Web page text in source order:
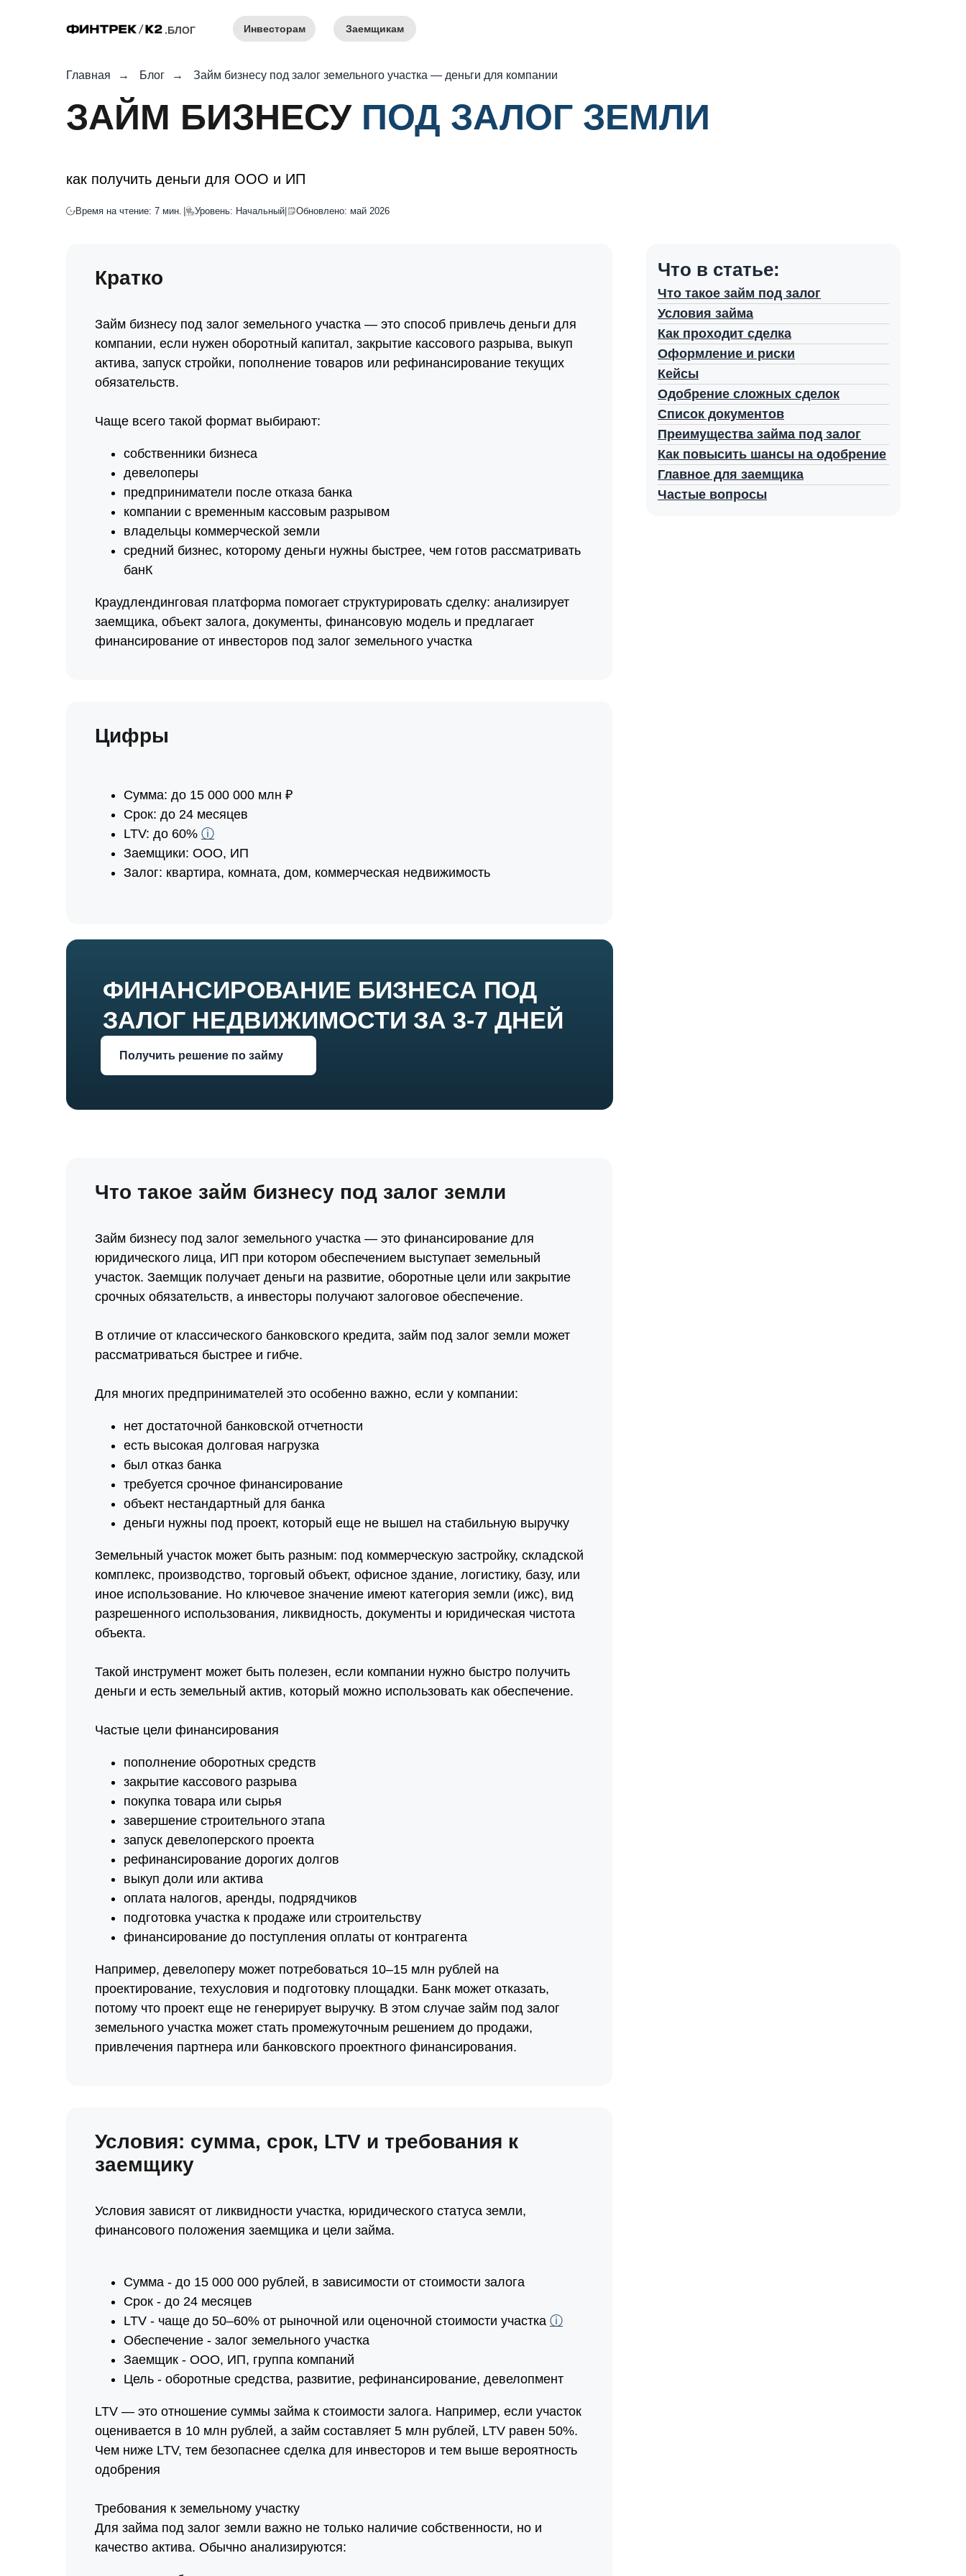
Инвесторам Заемщикам
.БЛОГ
Главная → Блог → Займ бизнесу под залог земельного участка — деньги для компании
ЗАЙМ БИЗНЕСУ ПОД ЗАЛОГ ЗЕМЛИ
как получить деньги для ООО и ИП
Время на чтение: 7 мин. Уровень: Начальный Обновлено: май 2026
Что в статье:
Что такое займ под залог
Условия займа
Как проходит сделка
Оформление и риски
Кейсы
Одобрение сложных сделок
Список документов
Преимущества займа под залог
Как повысить шансы на одобрение
Главное для заемщика
Частые вопросы
Кратко
Займ бизнесу под залог земельного участка — это способ привлечь деньги для
компании, если нужен оборотный капитал, закрытие кассового разрыва, выкуп
актива, запуск стройки, пополнение товаров или рефинансирование текущих
обязательств.
Чаще всего такой формат выбирают:
собственники бизнеса
девелоперы
предприниматели после отказа банка
компании с временным кассовым разрывом
владельцы коммерческой земли
средний бизнес, которому деньги нужны быстрее, чем готов рассматривать
банК
Краудлендинговая платформа помогает структурировать сделку: анализирует
заемщика, объект залога, документы, финансовую модель и предлагает
финансирование от инвесторов под залог земельного участка
Цифры
Сумма: до 15 000 000 млн ₽
Срок: до 24 месяцев
LTV: до 60% ⓘ
Заемщики: ООО, ИП
Залог: квартира, комната, дом, коммерческая недвижимость
ФИНАНСИРОВАНИЕ БИЗНЕСА ПОД
ЗАЛОГ НЕДВИЖИМОСТИ ЗА 3-7 ДНЕЙ
Получить решение по займу
Что такое займ бизнесу под залог земли
Займ бизнесу под залог земельного участка — это финансирование для
юридического лица, ИП при котором обеспечением выступает земельный
участок. Заемщик получает деньги на развитие, оборотные цели или закрытие
срочных обязательств, а инвесторы получают залоговое обеспечение.
В отличие от классического банковского кредита, займ под залог земли может
рассматриваться быстрее и гибче.
Для многих предпринимателей это особенно важно, если у компании:
нет достаточной банковской отчетности
есть высокая долговая нагрузка
был отказ банка
требуется срочное финансирование
объект нестандартный для банка
деньги нужны под проект, который еще не вышел на стабильную выручку
Земельный участок может быть разным: под коммерческую застройку, складской
комплекс, производство, торговый объект, офисное здание, логистику, базу, или
иное использование. Но ключевое значение имеют категория земли (ижс), вид
разрешенного использования, ликвидность, документы и юридическая чистота
объекта.
Такой инструмент может быть полезен, если компании нужно быстро получить
деньги и есть земельный актив, который можно использовать как обеспечение.
Частые цели финансирования
пополнение оборотных средств
закрытие кассового разрыва
покупка товара или сырья
завершение строительного этапа
запуск девелоперского проекта
рефинансирование дорогих долгов
выкуп доли или актива
оплата налогов, аренды, подрядчиков
подготовка участка к продаже или строительству
финансирование до поступления оплаты от контрагента
Например, девелоперу может потребоваться 10–15 млн рублей на
проектирование, техусловия и подготовку площадки. Банк может отказать,
потому что проект еще не генерирует выручку. В этом случае займ под залог
земельного участка может стать промежуточным решением до продажи,
привлечения партнера или банковского проектного финансирования.
Условия: сумма, срок, LTV и требования к
заемщику
Условия зависят от ликвидности участка, юридического статуса земли,
финансового положения заемщика и цели займа.
Сумма - до 15 000 000 рублей, в зависимости от стоимости залога
Срок - до 24 месяцев
LTV - чаще до 50–60% от рыночной или оценочной стоимости участка ⓘ
Обеспечение - залог земельного участка
Заемщик - ООО, ИП, группа компаний
Цель - оборотные средства, развитие, рефинансирование, девелопмент
LTV — это отношение суммы займа к стоимости залога. Например, если участок
оценивается в 10 млн рублей, а займ составляет 5 млн рублей, LTV равен 50%.
Чем ниже LTV, тем безопаснее сделка для инвесторов и тем выше вероятность
одобрения
Требования к земельному участку
Для займа под залог земли важно не только наличие собственности, но и
качество актива. Обычно анализируются: